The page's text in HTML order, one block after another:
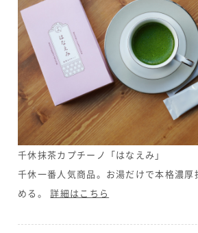
千休抹茶カプチーノ「はなえみ」
千休一番人気商品。お湯だけで本格濃厚
める。詳細はこちら